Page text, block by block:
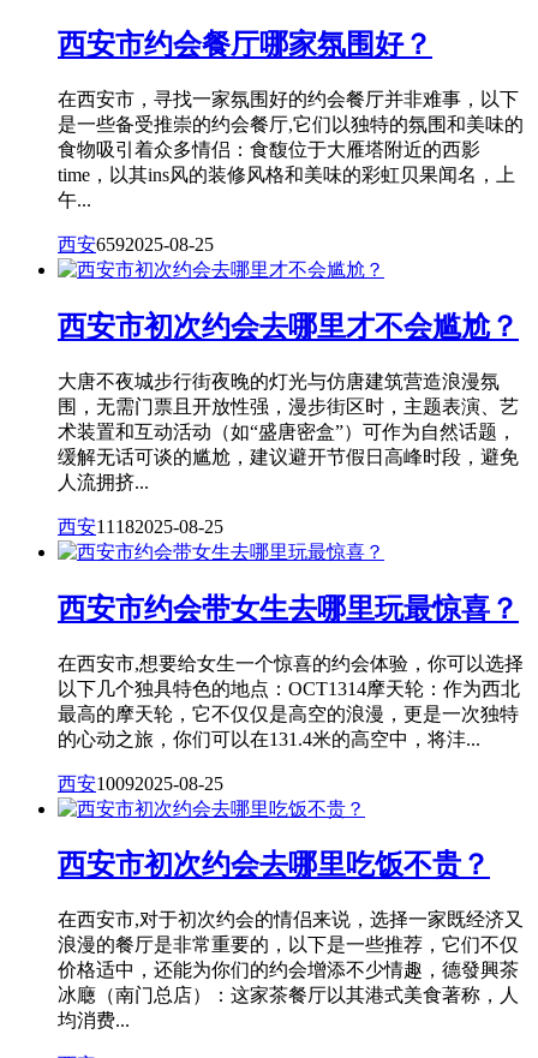
西安市约会餐厅哪家氛围好？
在西安市，寻找一家氛围好的约会餐厅并非难事，以下
是一些备受推崇的约会餐厅,它们以独特的氛围和美味的
食物吸引着众多情侣：食馥位于大雁塔附近的西影
time，以其ins风的装修风格和美味的彩虹贝果闻名，上
午...
西安6592025-08-25
西安市初次约会去哪里才不会尴尬？
大唐不夜城步行街夜晚的灯光与仿唐建筑营造浪漫氛
围，无需门票且开放性强，漫步街区时，主题表演、艺
术装置和互动活动（如“盛唐密盒”）可作为自然话题，
缓解无话可谈的尴尬，建议避开节假日高峰时段，避免
人流拥挤...
西安11182025-08-25
西安市约会带女生去哪里玩最惊喜？
在西安市,想要给女生一个惊喜的约会体验，你可以选择
以下几个独具特色的地点：OCT1314摩天轮：作为西北
最高的摩天轮，它不仅仅是高空的浪漫，更是一次独特
的心动之旅，你们可以在131.4米的高空中，将沣...
西安10092025-08-25
西安市初次约会去哪里吃饭不贵？
在西安市,对于初次约会的情侣来说，选择一家既经济又
浪漫的餐厅是非常重要的，以下是一些推荐，它们不仅
价格适中，还能为你们的约会增添不少情趣，德發興茶
冰廰（南门总店）：这家茶餐厅以其港式美食著称，人
均消费...